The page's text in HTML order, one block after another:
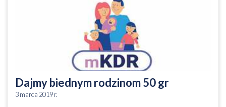
Dajmy biednym rodzinom 50 gr
3 marca 2019 r.